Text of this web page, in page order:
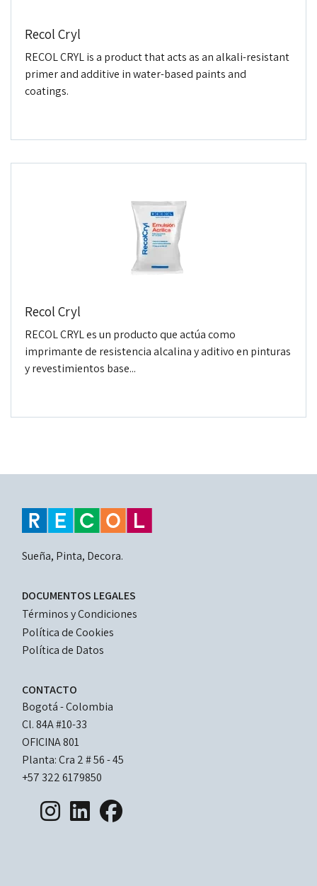
Recol Cryl
RECOL CRYL is a product that acts as an alkali-resistant
primer and additive in water-based paints and
coatings.
Recol Cryl
RECOL CRYL es un producto que actúa como
imprimante de resistencia alcalina y aditivo en pinturas
y revestimientos base...
Sueña, Pinta, Decora.
LEGAL
DOCUMENTS
DOCUMENTOS LEGALES
Términos y Condiciones
Política de Cookies
Política de Datos
CONTACTO
Bogotá - Colombia
Cl. 84A #10-33
OFICINA 801
Planta: Cra 2 # 56 - 45
+57 322 6179850